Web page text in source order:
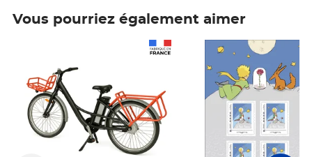
Vous pourriez également aimer
Prix 7,50€